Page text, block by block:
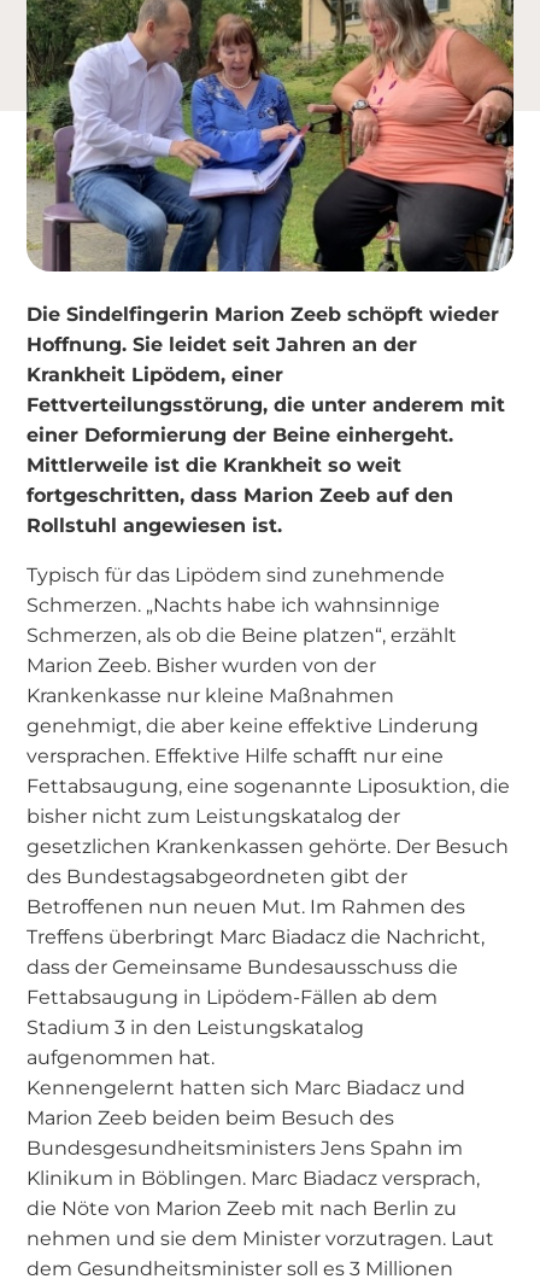
Die Sindelfingerin Marion Zeeb schöpft wieder
Hoffnung. Sie leidet seit Jahren an der
Krankheit Lipödem, einer
Fettverteilungsstörung, die unter anderem mit
einer Deformierung der Beine einhergeht.
Mittlerweile ist die Krankheit so weit
fortgeschritten, dass Marion Zeeb auf den
Rollstuhl angewiesen ist.
Typisch für das Lipödem sind zunehmende
Schmerzen. „Nachts habe ich wahnsinnige
Schmerzen, als ob die Beine platzen“, erzählt
Marion Zeeb. Bisher wurden von der
Krankenkasse nur kleine Maßnahmen
genehmigt, die aber keine effektive Linderung
versprachen. Effektive Hilfe schafft nur eine
Fettabsaugung, eine sogenannte Liposuktion, die
bisher nicht zum Leistungskatalog der
gesetzlichen Krankenkassen gehörte. Der Besuch
des Bundestagsabgeordneten gibt der
Betroffenen nun neuen Mut. Im Rahmen des
Treffens überbringt Marc Biadacz die Nachricht,
dass der Gemeinsame Bundesausschuss die
Fettabsaugung in Lipödem-Fällen ab dem
Stadium 3 in den Leistungskatalog
aufgenommen hat.
Kennengelernt hatten sich Marc Biadacz und
Marion Zeeb beiden beim Besuch des
Bundesgesundheitsministers Jens Spahn im
Klinikum in Böblingen. Marc Biadacz versprach,
die Nöte von Marion Zeeb mit nach Berlin zu
nehmen und sie dem Minister vorzutragen. Laut
dem Gesundheitsminister soll es 3 Millionen